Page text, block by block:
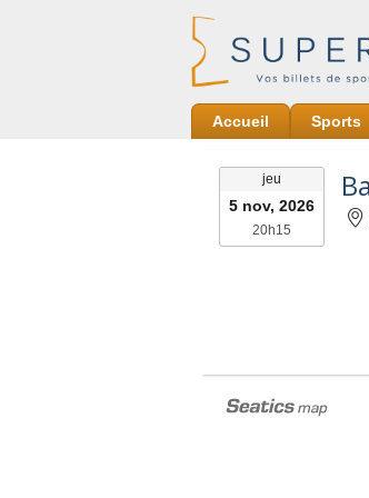
Accueil Sports
jeu
5 nov, 2026
20h15